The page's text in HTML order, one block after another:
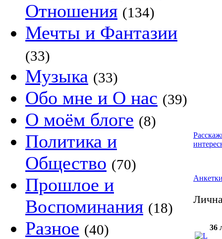
Отношения (134)
Мечты и Фантазии
(33)
Музыка (33)
Обо мне и О нас (39)
О моём блоге (8)
Политика и
Общество (70)
Прошлое и
Воспоминания (18)
Разное (40)
36